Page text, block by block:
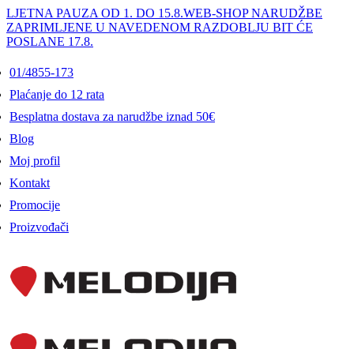
LJETNA PAUZA OD 1. DO 15.8.WEB-SHOP NARUDŽBE
ZAPRIMLJENE U NAVEDENOM RAZDOBLJU BIT ĆE
POSLANE 17.8.
01/4855-173
Plaćanje do 12 rata
Besplatna dostava za narudžbe iznad 50€
Blog
Moj profil
Kontakt
Promocije
Proizvođači